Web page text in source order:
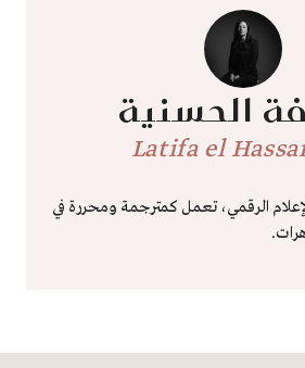
الحسنية
Latifa el
الرقمي، تعمل كمترجمة ومحررة في